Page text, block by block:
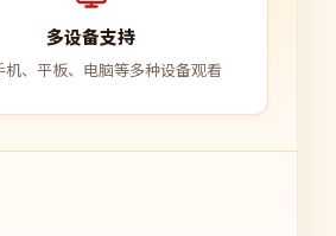
多设备支持
机、平板、电脑等多种设备观看